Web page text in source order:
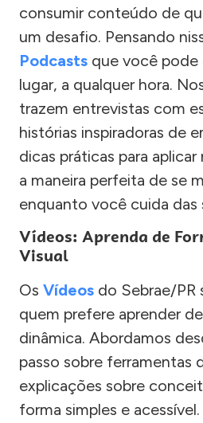
consumir conteúdo de
um desafio. Pensando
Podcasts que você pode
lugar, a qualquer hora.
trazem entrevistas com
histórias inspiradoras de
dicas práticas para
a maneira perfeita de se
enquanto você cuida das
Vídeos: Aprenda de
Visual
Os Vídeos do Sebrae/PR
quem prefere aprender
dinâmica. Abordamos
passo sobre ferramentas
explicações sobre
forma simples e